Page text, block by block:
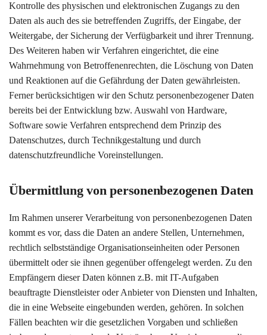
Kontrolle des physischen und elektronischen Zugangs zu den
Daten als auch des sie betreffenden Zugriffs, der Eingabe, der
Weitergabe, der Sicherung der Verfügbarkeit und ihrer Trennung.
Des Weiteren haben wir Verfahren eingerichtet, die eine
Wahrnehmung von Betroffenenrechten, die Löschung von Daten
und Reaktionen auf die Gefährdung der Daten gewährleisten.
Ferner berücksichtigen wir den Schutz personenbezogener Daten
bereits bei der Entwicklung bzw. Auswahl von Hardware,
Software sowie Verfahren entsprechend dem Prinzip des
Datenschutzes, durch Technikgestaltung und durch
datenschutzfreundliche Voreinstellungen.
Übermittlung von personenbezogenen Daten
Im Rahmen unserer Verarbeitung von personenbezogenen Daten
kommt es vor, dass die Daten an andere Stellen, Unternehmen,
rechtlich selbstständige Organisationseinheiten oder Personen
übermittelt oder sie ihnen gegenüber offengelegt werden. Zu den
Empfängern dieser Daten können z.B. mit IT-Aufgaben
beauftragte Dienstleister oder Anbieter von Diensten und Inhalten,
die in eine Webseite eingebunden werden, gehören. In solchen
Fällen beachten wir die gesetzlichen Vorgaben und schließen